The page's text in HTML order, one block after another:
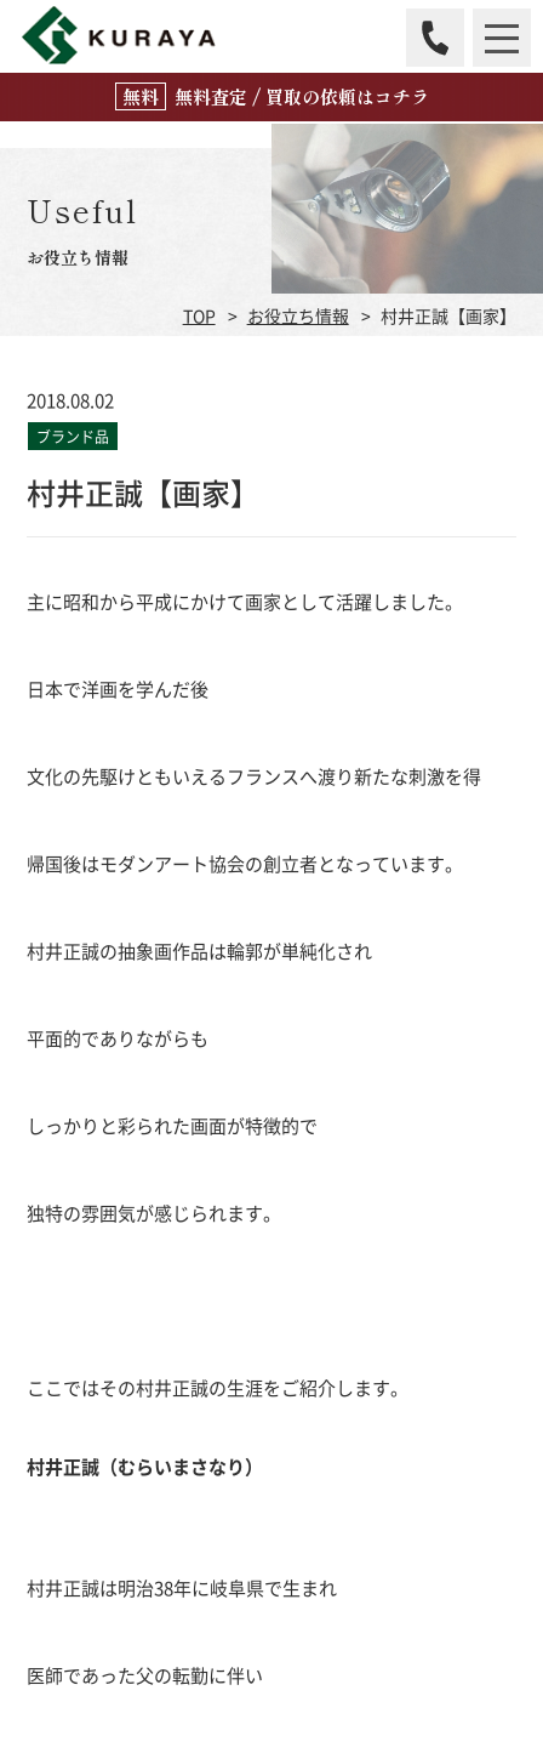
無料査定 / 買取の依頼はコチラ
Useful
お役立ち情報
TOP お役立ち情報 村井正誠【画家】
2018.08.02
ブランド品
村井正誠【画家】
主に昭和から平成にかけて画家として活躍しました。
日本で洋画を学んだ後
文化の先駆けともいえるフランスへ渡り新たな刺激を得
帰国後はモダンアート協会の創立者となっています。
村井正誠の抽象画作品は輪郭が単純化され
平面的でありながらも
しっかりと彩られた画面が特徴的で
独特の雰囲気が感じられます。
ここではその村井正誠の生涯をご紹介します。
村井正誠（むらいまさなり）
村井正誠は明治38年に岐阜県で生まれ
医師であった父の転勤に伴い